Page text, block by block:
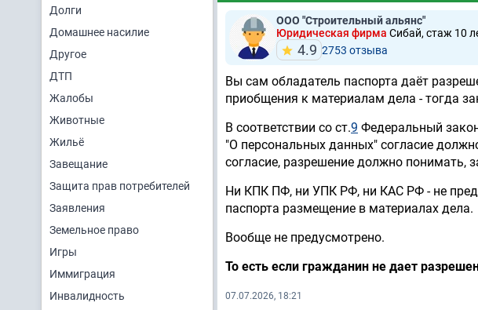
Долги
Домашнее насилие
Другое
ДТП
Жалобы
Животные
Жильё
Завещание
Защита прав потребителей
Заявления
Земельное право
Игры
Иммиграция
Инвалидность
ООО "Строительный альянс"
Юридическая фирма Сибай, стаж 10
4.9 2753 отзывa
Вы сам обладатель паспорта даёт
приобщения к материалам дела - тогда
В соответствии со ст.9 Федеральный
"О персональных данных" согласие
согласие, разрешение должно понимать,
Ни КПК ПФ, ни УПК РФ, ни КАС РФ - не
паспорта размещение в материалах дела.
Вообще не предусмотрено.
То есть если гражданин не дает
07.07.2026, 18:21